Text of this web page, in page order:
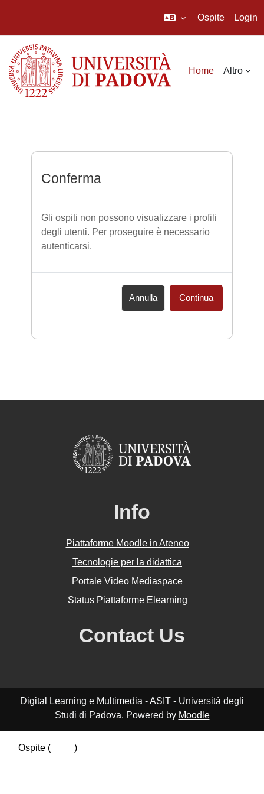
Ospite Login
Home Altro
Conferma
Gli ospiti non possono visualizzare i profili
degli utenti. Per proseguire è necessario
autenticarsi.
Annulla Continua
Info
Piattaforme Moodle in Ateneo
Tecnologie per la didattica
Portale Video Mediaspace
Status Piattaforme Elearning
Contact Us
Digital Learning e Multimedia - ASIT - Università degli
Studi di Padova. Powered by Moodle
Ospite (
)